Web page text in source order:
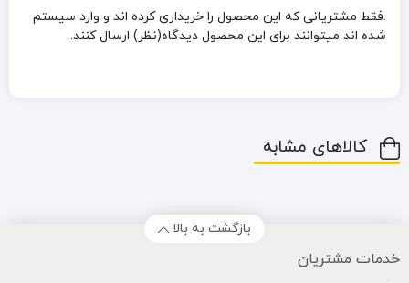
.فقط مشتریانی که این محصول را خریداری کرده اند و وارد سیستم
شده اند میتوانند برای این محصول دیدگاه(نظر) ارسال کنند.
کالاهای مشابه
بازگشت به بالا
خدمات مشتریان